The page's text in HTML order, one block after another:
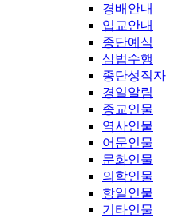
경배안내
입교안내
종단예식
삼법수행
종단성직자
경일알림
종교인물
역사인물
어문인물
문화인물
의학인물
항일인물
기타인물